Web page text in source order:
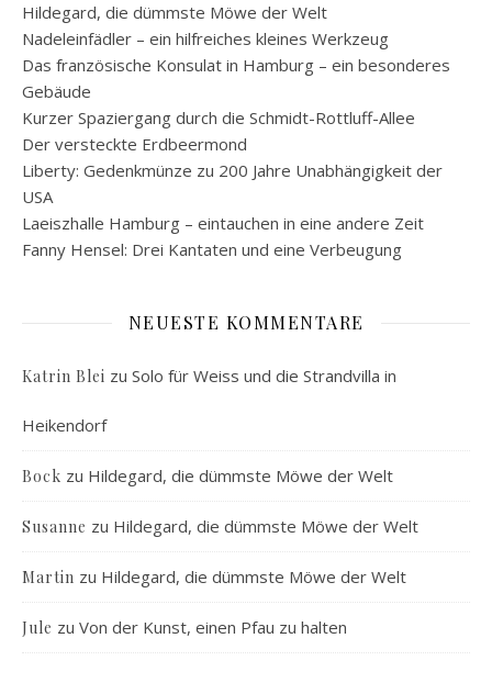
Hildegard, die dümmste Möwe der Welt
Nadeleinfädler – ein hilfreiches kleines Werkzeug
Das französische Konsulat in Hamburg – ein besonderes
Gebäude
Kurzer Spaziergang durch die Schmidt-Rottluff-Allee
Der versteckte Erdbeermond
Liberty: Gedenkmünze zu 200 Jahre Unabhängigkeit der
USA
Laeiszhalle Hamburg – eintauchen in eine andere Zeit
Fanny Hensel: Drei Kantaten und eine Verbeugung
NEUESTE KOMMENTARE
Katrin Blei zu Solo für Weiss und die Strandvilla in
Heikendorf
Bock zu Hildegard, die dümmste Möwe der Welt
Susanne zu Hildegard, die dümmste Möwe der Welt
Martin zu Hildegard, die dümmste Möwe der Welt
Jule zu Von der Kunst, einen Pfau zu halten